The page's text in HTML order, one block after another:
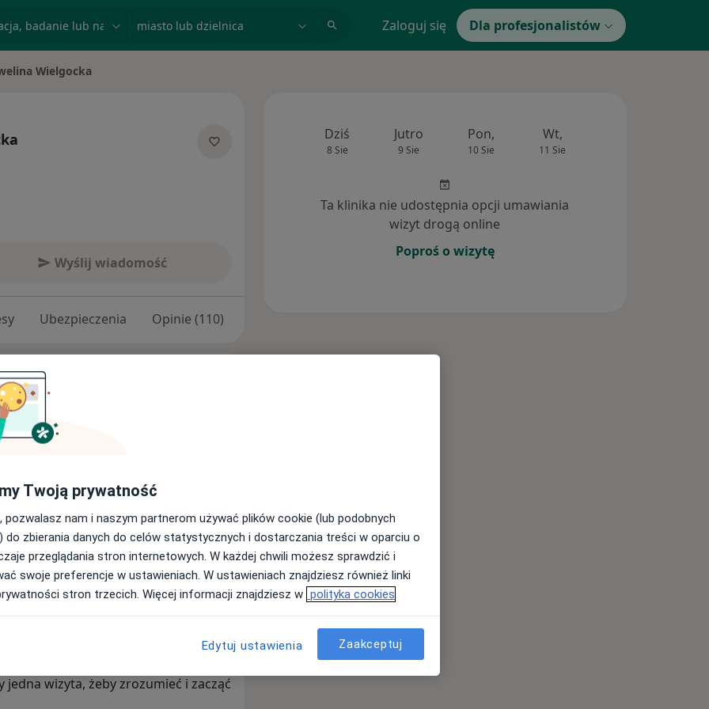
Zaloguj się Dla profesjonalistów
Wielgocka
Wyślij wiadomość
Ubezpieczenia Opinie (110)
psychoterapeutą
nr 982) i oligofrenopedagogiem -
do wglądu w gabinecie.
z psychologii klinicznej na
czynnie w zawodzie psychologa.
indywidualną osób dorosłych.
i ich rodzinami. Swoją pracę
grupowej. Terapię prowadzę w
moje umiejętności szkoląc się
Żaden powód nie jest
jedna wizyta, żeby zrozumieć i zacząć
Dziś
8 Sie
Jutro
9 Sie
Pon,
10 Sie
Wt,
11 Sie
Ta klinika nie udostępnia opcji umawiania
wizyt drogą online
Poproś o wizytę
Twoją prywatność
pozwalasz nam i naszym partnerom używać plików cookie (lub podobnych
do zbierania danych do celów statystycznych i dostarczania treści w oparciu o
przeglądania stron internetowych. W każdej chwili możesz sprawdzić i
swoje preferencje w ustawieniach. W ustawieniach znajdziesz również linki
stron trzecich. Więcej informacji znajdziesz w polityka cookies
Edytuj ustawienia Zaakceptuj